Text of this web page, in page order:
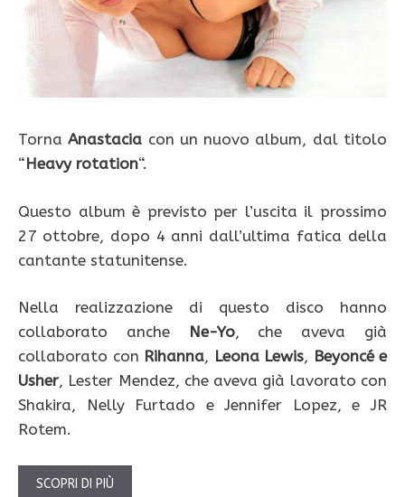
TornaAnastacia con un nuovo album, dal titolo
“Heavy rotation“.
Questo album è previsto per l’uscita il prossimo
27 ottobre, dopo 4 anni dall’ultima fatica della
cantante statunitense.
Nella realizzazione di questo disco hanno
collaborato anche
Ne-Yo, che aveva già
collaborato con Rihanna, Leona Lewis, Beyoncé e
Usher, Lester Mendez, che aveva già lavorato con
Shakira, Nelly Furtado e Jennifer Lopez, e JR
Rotem.
SCOPRI DI PIÙ